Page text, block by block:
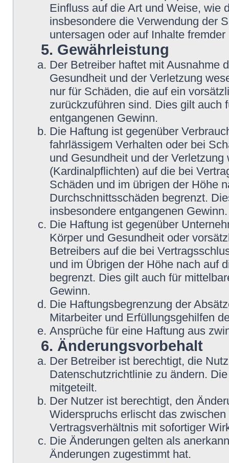
Einfluss auf die Art und Weise, wie
insbesondere die Verwendung der
untersagen oder auf Inhalte
5. Gewährleistung
Der Betreiber haftet mit Ausnahme
Gesundheit und der Verletzung
nur für Schäden, die auf ein
zurückzuführen sind. Dies gilt auch
entgangenen Gewinn.
Die Haftung ist gegenüber
fahrlässigem Verhalten oder bei
und Gesundheit und der
(Kardinalpflichten) auf die bei
Schäden und im übrigen der Höhe
Durchschnittsschäden begrenzt.
insbesondere entgangenen Gewinn.
Die Haftung ist gegenüber
Körper und Gesundheit oder
Betreibers auf die bei
und im Übrigen der Höhe nach auf
begrenzt. Dies gilt auch für
Gewinn.
Die Haftungsbegrenzung der
Mitarbeiter und Erfüllungsgehilfen
Ansprüche für eine Haftung aus
6. Änderungsvorbehalt
Der Betreiber ist berechtigt, die
Datenschutzrichtlinie zu ändern.
mitgeteilt.
Der Nutzer ist berechtigt, den
Widerspruchs erlischt das
Vertragsverhältnis mit sofortiger
Die Änderungen gelten als
Änderungen zugestimmt hat.